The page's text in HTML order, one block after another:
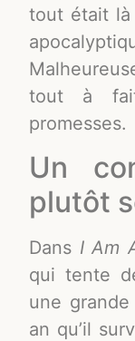
tout était
tout à
promesses.
Un
plutôt
Dans I Am
qui tente
une
an qu’il